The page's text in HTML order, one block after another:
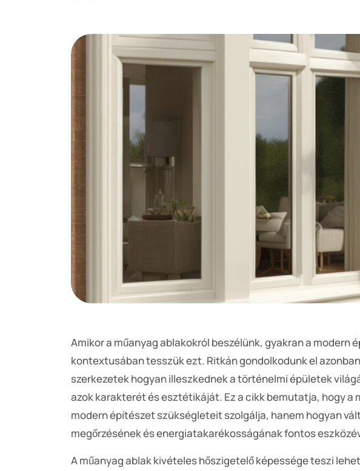
Amikor a műanyag ablakokról beszélünk, gyakran a modern
kontextusában tesszük ezt. Ritkán gondolkodunk el
szerkezetek hogyan illeszkednek a történelmi épületek
azok karakterét és esztétikáját. Ez a cikk bemutatja, hogy a
modern építészet szükségleteit szolgálja, hanem hogyan
megőrzésének és energiatakarékosságának fontos
A műanyag ablak kivételes hőszigetelő képessége teszi